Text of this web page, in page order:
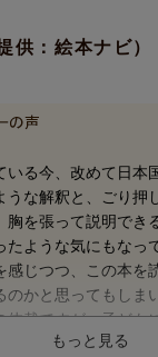
知るが、いま、私た
てあげたいと思っ
供：絵本ナビ）
いる今、改めて日本
うな解釈と、ごり押
胸を張って説明でき
ような気にもなっ
感じつつ、この本を
かと思ってもしま
体裁ですが、子ども
うに感じました。